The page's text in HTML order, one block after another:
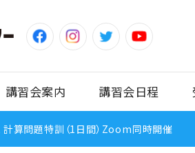
講習会案内 講習会日程
算問題特訓（1日間）Zoom同時開催